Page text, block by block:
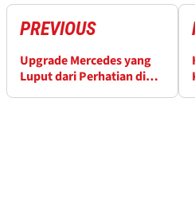
PREVIOUS
Upgrade Mercedes yang
Luput dari Perhatian di